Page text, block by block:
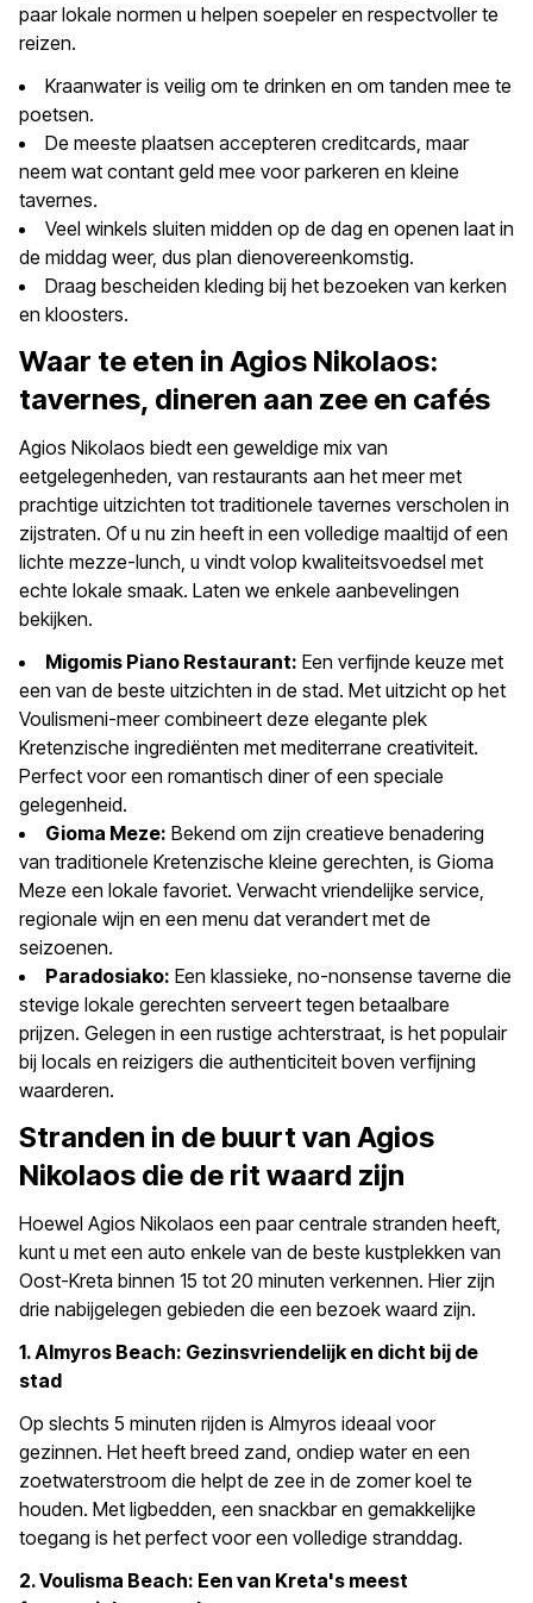
paar lokale normen u helpen soepeler en respectvoller te
reizen.
Kraanwater is veilig om te drinken en om tanden mee te
poetsen.
De meeste plaatsen accepteren creditcards, maar
neem wat contant geld mee voor parkeren en kleine
tavernes.
Veel winkels sluiten midden op de dag en openen laat in
de middag weer, dus plan dienovereenkomstig.
Draag bescheiden kleding bij het bezoeken van kerken
en kloosters.
Waar te eten in Agios Nikolaos:
tavernes, dineren aan zee en cafés
Agios Nikolaos biedt een geweldige mix van
eetgelegenheden, van restaurants aan het meer met
prachtige uitzichten tot traditionele tavernes verscholen in
zijstraten. Of u nu zin heeft in een volledige maaltijd of een
lichte mezze-lunch, u vindt volop kwaliteitsvoedsel met
echte lokale smaak. Laten we enkele aanbevelingen
bekijken.
Migomis Piano Restaurant: Een verfijnde keuze met
een van de beste uitzichten in de stad. Met uitzicht op het
Voulismeni-meer combineert deze elegante plek
Kretenzische ingrediënten met mediterrane creativiteit.
Perfect voor een romantisch diner of een speciale
gelegenheid.
Gioma Meze: Bekend om zijn creatieve benadering
van traditionele Kretenzische kleine gerechten, is Gioma
Meze een lokale favoriet. Verwacht vriendelijke service,
regionale wijn en een menu dat verandert met de
seizoenen.
Paradosiako: Een klassieke, no-nonsense taverne die
stevige lokale gerechten serveert tegen betaalbare
prijzen. Gelegen in een rustige achterstraat, is het populair
bij locals en reizigers die authenticiteit boven verfijning
waarderen.
Stranden in de buurt van Agios
Nikolaos die de rit waard zijn
Hoewel Agios Nikolaos een paar centrale stranden heeft,
kunt u met een auto enkele van de beste kustplekken van
Oost-Kreta binnen 15 tot 20 minuten verkennen. Hier zijn
drie nabijgelegen gebieden die een bezoek waard zijn.
1. Almyros Beach: Gezinsvriendelijk en dicht bij de
stad
Op slechts 5 minuten rijden is Almyros ideaal voor
gezinnen. Het heeft breed zand, ondiep water en een
zoetwaterstroom die helpt de zee in de zomer koel te
houden. Met ligbedden, een snackbar en gemakkelijke
toegang is het perfect voor een volledige stranddag.
2. Voulisma Beach: Een van Kreta's meest